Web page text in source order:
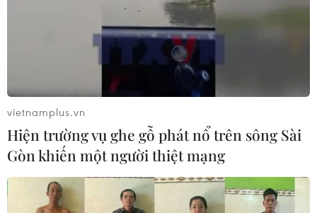
vietnamplus.vn
Hiện trường vụ ghe gỗ phát nổ trên sông Sài
Gòn khiến một người thiệt mạng